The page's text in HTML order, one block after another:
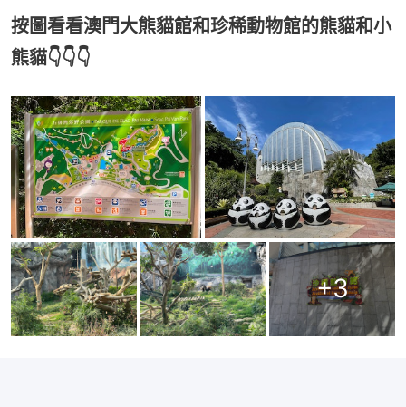
按圖看看澳門大熊貓館和珍稀動物館的熊貓和小
熊貓👇👇👇
+3